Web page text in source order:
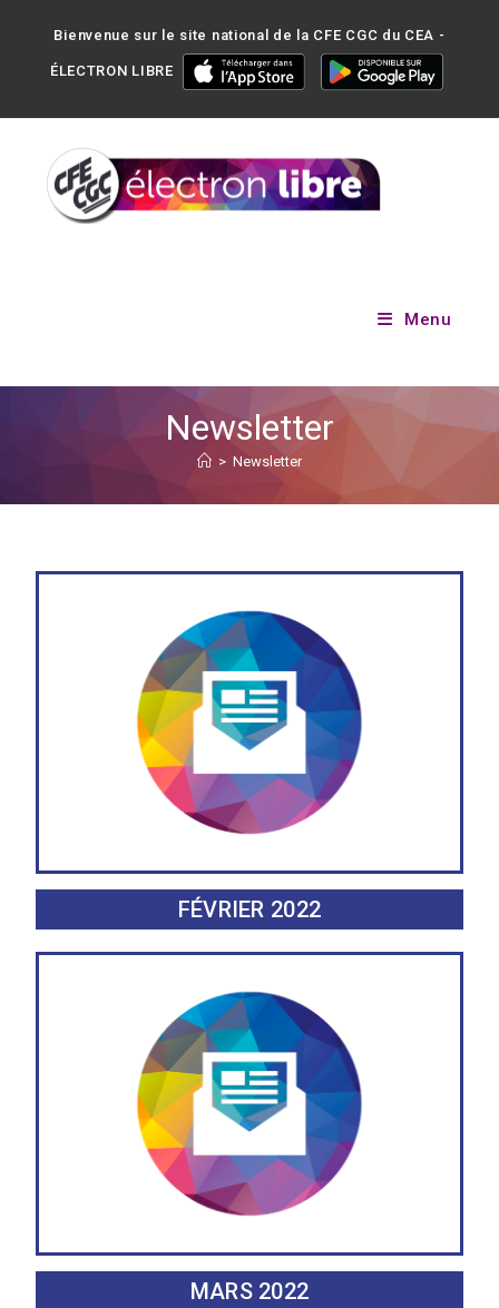
Bienvenue sur le site national de la CFE CGC du CEA -
ÉLECTRON LIBRE
Menu
Newsletter
> Newsletter
FÉVRIER 2022
MARS 2022